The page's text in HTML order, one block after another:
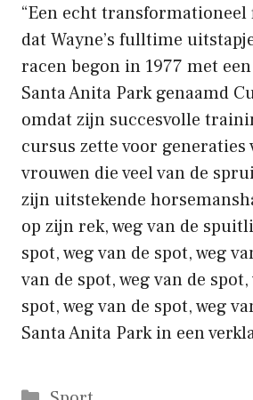
“Een echt
dat Wayne’s fulltime
racen begon in 1977 met
Santa Anita Park genaamd
omdat zijn succesvolle
cursus zette voor
vrouwen die veel van de
zijn uitstekende
op zijn rek, weg van de
spot, weg van de spot, weg
van de spot, weg van de spot,
spot, weg van de spot, weg
Santa Anita Park in een
Categorieën